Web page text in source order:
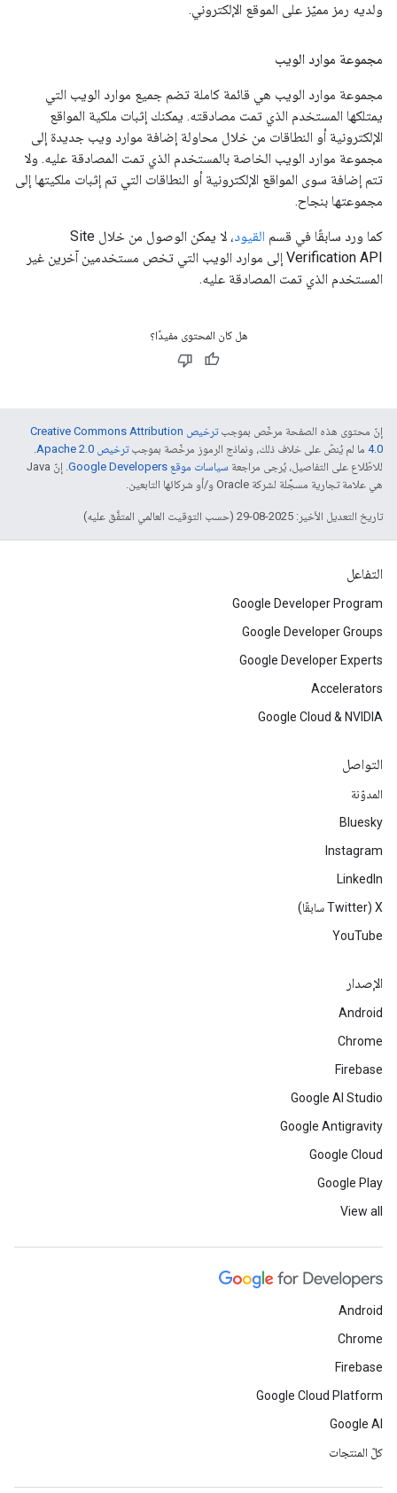
ولديه رمز مميّز على الموقع الإلكتروني.
مجموعة موارد الويب
مجموعة موارد الويب هي قائمة كاملة تضم جميع موارد الويب التي
يمتلكها المستخدم الذي تمت مصادقته. يمكنك إثبات ملكية المواقع
الإلكترونية أو النطاقات من خلال محاولة إضافة موارد ويب جديدة إلى
مجموعة موارد الويب الخاصة بالمستخدم الذي تمت المصادقة عليه. ولا
تتم إضافة سوى المواقع الإلكترونية أو النطاقات التي تم إثبات ملكيتها إلى
مجموعتها بنجاح.
كما ورد سابقًا في قسم القيود
، لا يمكن الوصول من خلال Site
Verification API إلى موارد الويب التي تخص مستخدمين آخرين غير
المستخدم الذي تمت المصادقة عليه.
هل كان المحتوى مفيدًا؟
إنّ محتوى هذه الصفحة مرخّص بموجب
ترخيص Creative Commons Attribution
4.0‏ ما لم يُنصّ على خلاف ذلك، ونماذج الرموز مرخّصة بموجبترخيص Apache 2.0‏
.
للاطّلاع على التفاصيل، يُرجى مراجعة سياسات موقع Google Developers‏
. إنّ Java
هي علامة تجارية مسجَّلة لشركة Oracle و/أو شركائها التابعين.
تاريخ التعديل الأخير: 2025-08-29 (حسب التوقيت العالمي المتفَّق عليه)
التفاعل
Google Developer Program
Google Developer Groups
Google Developer Experts
Accelerators
Google Cloud & NVIDIA
التواصل
المدوّنة
Bluesky
Instagram
LinkedIn
‫X ‏(Twitter سابقًا)
YouTube
الإصدار
Android
Chrome
Firebase
Google AI Studio
Google Antigravity
Google Cloud
Google Play
View all
Android
Chrome
Firebase
Google Cloud Platform
Google AI
كلّ المنتجات